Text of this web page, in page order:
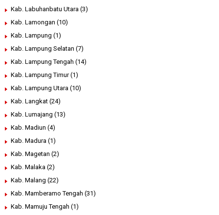
Kab. Labuhanbatu Utara (3)
Kab. Lamongan (10)
Kab. Lampung (1)
Kab. Lampung Selatan (7)
Kab. Lampung Tengah (14)
Kab. Lampung Timur (1)
Kab. Lampung Utara (10)
Kab. Langkat (24)
Kab. Lumajang (13)
Kab. Madiun (4)
Kab. Madura (1)
Kab. Magetan (2)
Kab. Malaka (2)
Kab. Malang (22)
Kab. Mamberamo Tengah (31)
Kab. Mamuju Tengah (1)